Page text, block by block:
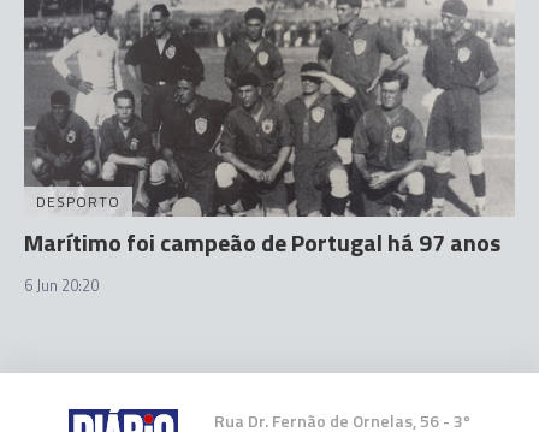
DESPORTO
Marítimo foi campeão de Portugal há 97 anos
6 Jun 20:20
Rua Dr. Fernão de Ornelas, 56 - 3º